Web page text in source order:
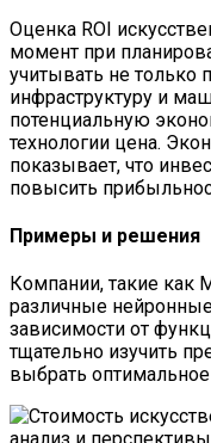
Оценка ROI
момент при
учитывать не только
инфраструктуру и
потенциальную
технологии цена.
показывает, что
повысить
Примеры и решения
Компании, такие как
различные
зависимости от
тщательно изучить
выбрать